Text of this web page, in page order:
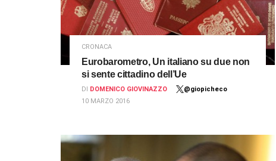
CRONACA
Eurobarometro, Un italiano su due non
si sente cittadino dell’Ue
DI DOMENICO GIOVINAZZO
@giopicheco
10 MARZO 2016